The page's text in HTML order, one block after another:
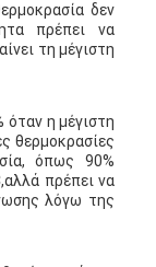
δεν
πρέπει να
τη μέγιστη
όταν η μέγιστη
θερμοκρασίες
όπως 90%
πρέπει να
λόγω της